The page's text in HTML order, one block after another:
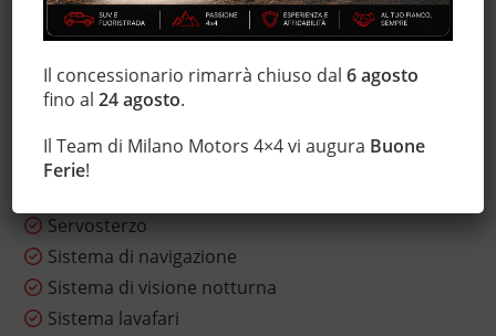
Regolazione elettrica sedili
Riscaldamento ausiliario
Sedile posteriore sdoppiato
Sensore di luce
Sensore di pioggia
Sensori di parcheggio anteriori
Servosterzo
Sistema di navigazione
Sistema di visione notturna
Sistema lavafari
Il concessionario rimarrà chiuso dal6 agosto
fino al24 agosto.
Il Team di Milano Motors 4×4 vi augura Buone
Ferie!